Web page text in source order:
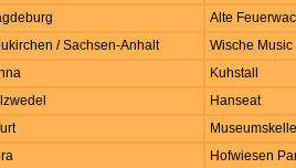
Alte
/ Sachsen-Anhalt
Wische Music
Kuhstall
Hanseat
Hofwiesen